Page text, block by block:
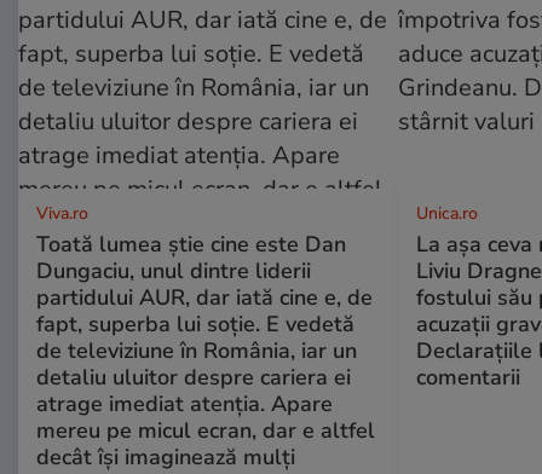
Viva.ro
Toată lumea știe cine este Dan
Dungaciu, unul dintre liderii
partidului AUR, dar iată cine e, de
fapt, superba lui soție. E vedetă
de televiziune în România, iar un
detaliu uluitor despre cariera ei
atrage imediat atenția. Apare
mereu pe micul ecran, dar e altfel
decât își imaginează mulți
Unica.ro
La așa
Liviu
fostului său
acuzații
Declarațiile
comentarii